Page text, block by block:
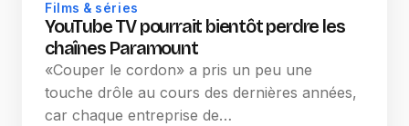
Films & séries
YouTube TV pourrait bientôt perdre les
chaînes Paramount
«Couper le cordon» a pris un peu une
touche drôle au cours des dernières années,
car chaque entreprise de…